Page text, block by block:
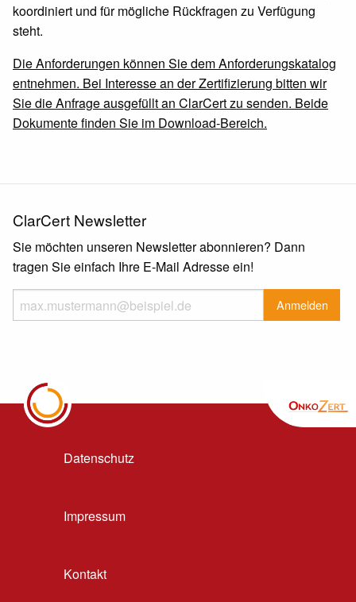
koordiniert und für mögliche Rückfragen zu Verfügung
steht.
Die Anforderungen können Sie dem Anforderungskatalog
entnehmen. Bei Interesse an der Zertifizierung bitten wir
Sie die Anfrage ausgefüllt an ClarCert zu senden. Beide
Dokumente finden Sie im Download-Bereich.
ClarCert Newsletter
Sie möchten unseren Newsletter abonnieren? Dann
tragen Sie einfach Ihre E-Mail Adresse ein!
Datenschutz
Impressum
Kontakt